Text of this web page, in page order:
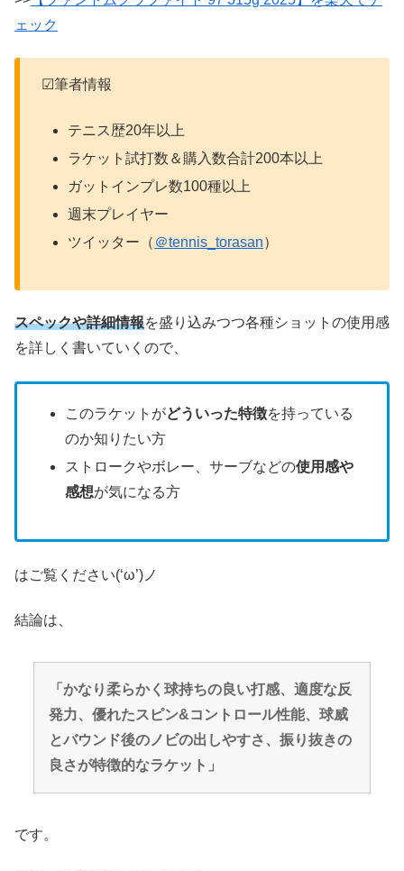
ェック
☑筆者情報
テニス歴20年以上
ラケット試打数＆購入数合計200本以上
ガットインプレ数100種以上
週末プレイヤー
ツイッター（ ＠tennis_torasan）
スペックや詳細情報を盛り込みつつ各種ショットの使用感
を詳しく書いていくので、
このラケットがどういった特徴を持っている
のか知りたい方
ストロークやボレー、サーブなどの使用感や
感想が気になる方
はご覧ください(‘ω’)ノ
結論は、
「かなり柔らかく球持ちの良い打感、適度な反
発力、優れたスピン&コントロール性能、球威
とバウンド後のノビの出しやすさ、振り抜きの
良さが特徴的なラケット」
です。